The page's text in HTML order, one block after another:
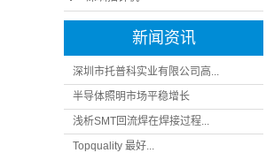
新闻资讯
深圳市托普科实业有限公司高...
半导体照明市场平稳增长
浅析SMT回流焊在焊接过程...
Topquality 最好...